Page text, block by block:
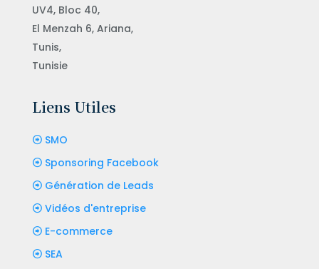
UV4, Bloc 40,
El Menzah 6, Ariana,
Tunis,
Tunisie
Liens Utiles
SMO
Sponsoring Facebook
Génération de Leads
Vidéos d'entreprise
E-commerce
SEA